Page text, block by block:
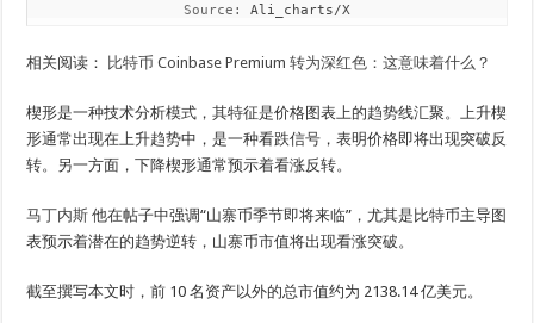
Source: Ali_charts/X
相关阅读： 比特币 Coinbase Premium 转为深红色：这意味着什么？
楔形是一种技术分析模式，其特征是价格图表上的趋势线汇聚。上升楔
形通常出现在上升趋势中，是一种看跌信号，表明价格即将出现突破反
转。另一方面，下降楔形通常预示着看涨反转。
马丁内斯 他在帖子中强调“山寨币季节即将来临”，尤其是比特币主导图
表预示着潜在的趋势逆转，山寨币市值将出现看涨突破。
截至撰写本文时，前 10 名资产以外的总市值约为 2138.14 亿美元。